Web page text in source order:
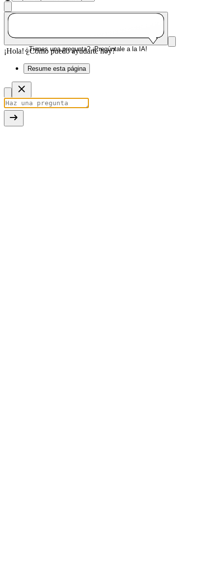
¿Tienes una pregunta? ¡Pregúntale a la IA!
¡Hola! ¿Cómo puedo ayudarte hoy?
Resume esta página